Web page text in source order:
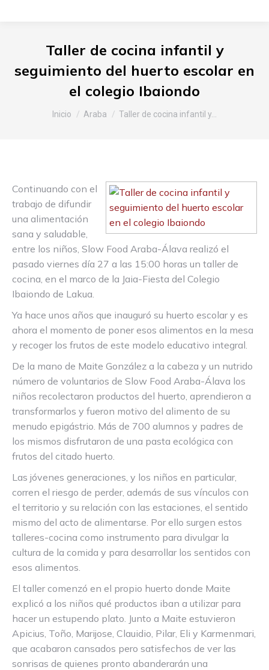
Taller de cocina infantil y
seguimiento del huerto escolar en
el colegio Ibaiondo
Estás aquí:
Inicio Araba Taller de cocina infantil y…
Continuando con el
trabajo de difundir
una alimentación
sana y saludable,
entre los niños, Slow Food Araba-Álava realizó el
pasado viernes día 27 a las 15:00 horas un taller de
cocina, en el marco de la Jaia-Fiesta del Colegio
Ibaiondo de Lakua.
Ya hace unos años que inauguró su huerto escolar y es
ahora el momento de poner esos alimentos en la mesa
y recoger los frutos de este modelo educativo integral.
De la mano de Maite González a la cabeza y un nutrido
número de voluntarios de Slow Food Araba-Álava los
niños recolectaron productos del huerto, aprendieron a
transformarlos y fueron motivo del alimento de su
menudo epigástrio. Más de 700 alumnos y padres de
los mismos disfrutaron de una pasta ecológica con
frutos del citado huerto.
Las jóvenes generaciones, y los niños en particular,
corren el riesgo de perder, además de sus vínculos con
el territorio y su relación con las estaciones, el sentido
mismo del acto de alimentarse. Por ello surgen estos
talleres-cocina como instrumento para divulgar la
cultura de la comida y para desarrollar los sentidos con
esos alimentos.
El taller comenzó en el propio huerto donde Maite
explicó a los niños qué productos iban a utilizar para
hacer un estupendo plato. Junto a Maite estuvieron
Apicius, Toño, Marijose, Clauidio, Pilar, Eli y Karmenmari,
que acabaron cansados pero satisfechos de ver las
sonrisas de quienes pronto abanderarán una